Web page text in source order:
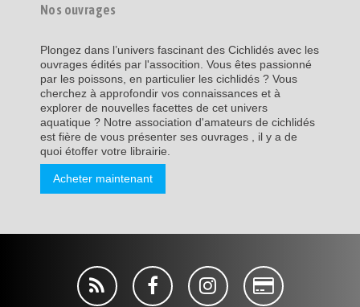
Nos ouvrages
Plongez dans l’univers fascinant des Cichlidés avec les
ouvrages édités par l'assocition. Vous êtes passionné
par les poissons, en particulier les cichlidés ? Vous
cherchez à approfondir vos connaissances et à
explorer de nouvelles facettes de cet univers
aquatique ? Notre association d'amateurs de cichlidés
est fière de vous présenter ses ouvrages , il y a de
quoi étoffer votre librairie.
Acheter maintenant